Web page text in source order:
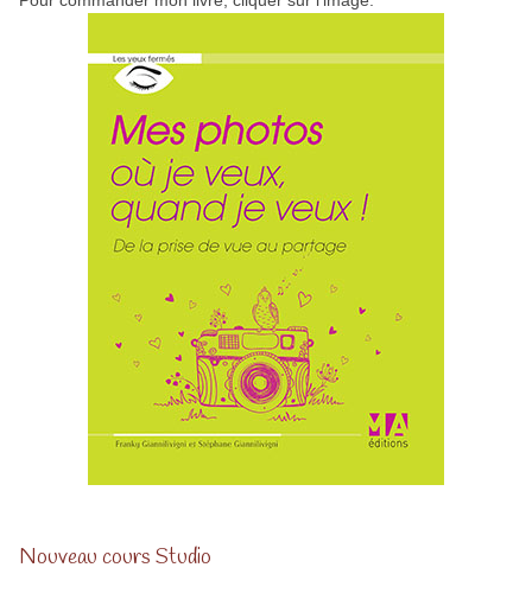
Nouveau cours Studio